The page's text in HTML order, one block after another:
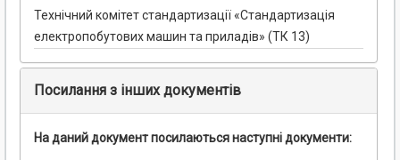
Технічний комітет стандартизації «Стандартизація
електропобутових машин та приладів» (ТК 13)
Посилання з інших документів
На даний документ посилаються наступні документи: